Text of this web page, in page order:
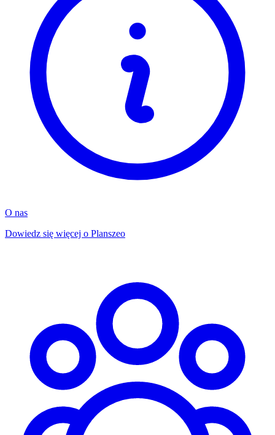
O nas
Dowiedz się więcej o Planszeo